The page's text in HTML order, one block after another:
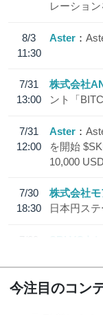
レーショ
8/3
11:30
Aster
7/31
13:00
株式会社
ント「
7/31
12:00
Aster
を開始
10,000
7/30
18:30
株式会社モ
日本円ス
7/29
SBI VCト
今注目のコン